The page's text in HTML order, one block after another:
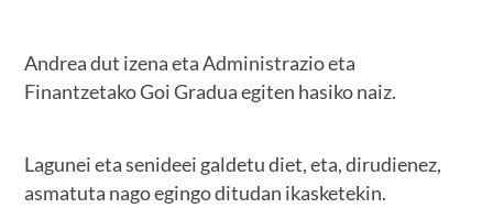
Andrea dut izena eta Administrazio eta
Finantzetako Goi Gradua egiten hasiko naiz.
Lagunei eta senideei galdetu diet, eta, dirudienez,
asmatuta nago egingo ditudan ikasketekin.